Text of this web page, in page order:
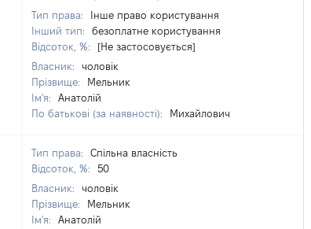
Тип права:
Інше право користування
Інший тип:
безоплатне користування
Відсоток, %:
[Не застосовується]
Власник:
чоловік
Прізвище:
Мельник
Ім'я:
Анатолій
По батькові (за наявності):
Михайлович
Тип права:
Спільна власність
Відсоток, %:
50
Власник:
чоловік
Прізвище:
Мельник
Ім'я:
Анатолій